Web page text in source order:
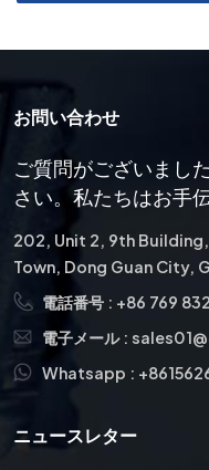
生産のカスタム部品です
ムコンポーネント. • 付加価
ら調達が簡単になります
ヤーの技術的能力が決定す
してください。a. 設備お
度CNC、 ワイヤー切断
り短いリードタイムを実現
施設の写真や設備の最新情
い。b. エンジニアリングお
数の延長のために、DFM（
ることで、時間とコストを
お問い合わせ
ご質問がございまし
さい。私たちはお手
202, Unit 2, 9th
Town, Dong Guan City,
電話番号 : +86 769
電子メール :
Whatsapp :
ニュースレター